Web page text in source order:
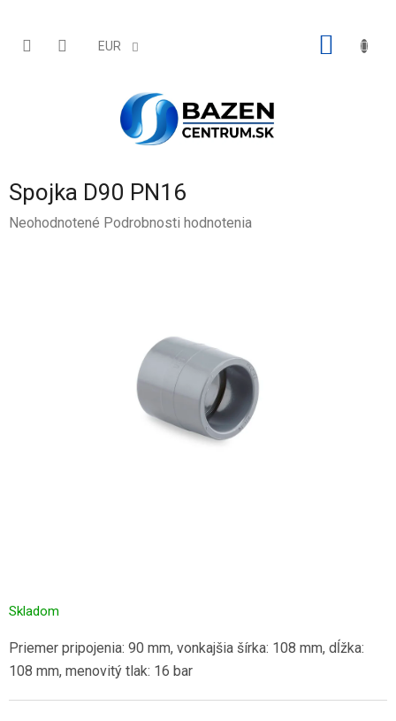
obsah
EUR
Spojka D90 PN16
Priemerné
Neohodnotené Podrobnosti hodnotenia
Skladom
Priemer pripojenia: 90 mm, vonkajšia šírka: 108 mm, dĺžka:
108 mm, menovitý tlak: 16 bar